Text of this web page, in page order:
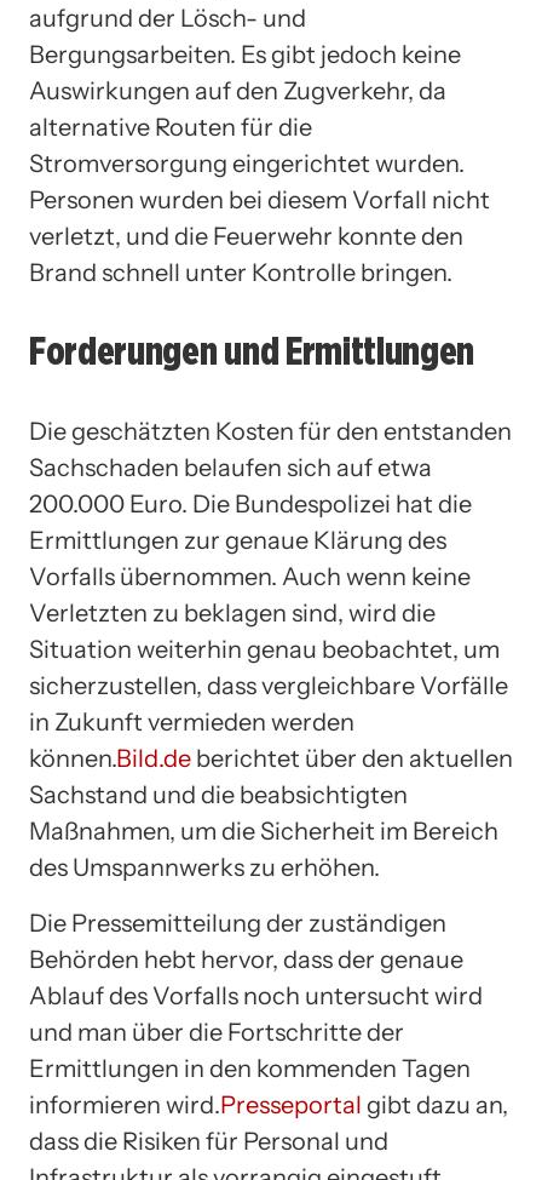
aufgrund der Lösch- und
Bergungsarbeiten. Es gibt jedoch keine
Auswirkungen auf den Zugverkehr, da
alternative Routen für die
Stromversorgung eingerichtet wurden.
Personen wurden bei diesem Vorfall nicht
verletzt, und die Feuerwehr konnte den
Brand schnell unter Kontrolle bringen.
Forderungen und Ermittlungen
Die geschätzten Kosten für den entstanden
Sachschaden belaufen sich auf etwa
200.000 Euro. Die Bundespolizei hat die
Ermittlungen zur genaue Klärung des
Vorfalls übernommen. Auch wenn keine
Verletzten zu beklagen sind, wird die
Situation weiterhin genau beobachtet, um
sicherzustellen, dass vergleichbare Vorfälle
in Zukunft vermieden werden
können.Bild.de berichtet über den aktuellen
Sachstand und die beabsichtigten
Maßnahmen, um die Sicherheit im Bereich
des Umspannwerks zu erhöhen.
Die Pressemitteilung der zuständigen
Behörden hebt hervor, dass der genaue
Ablauf des Vorfalls noch untersucht wird
und man über die Fortschritte der
Ermittlungen in den kommenden Tagen
informieren wird.Presseportal gibt dazu an,
dass die Risiken für Personal und